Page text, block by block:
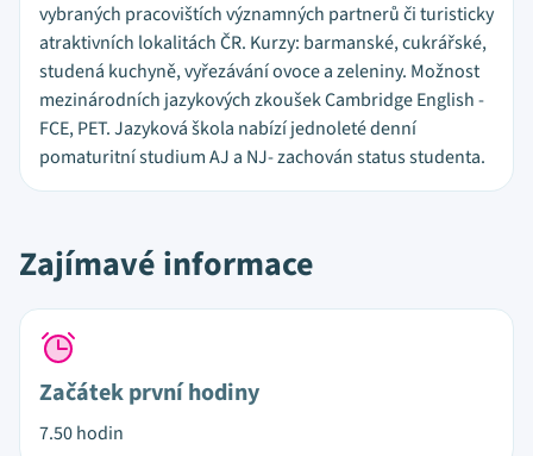
vybraných pracovištích významných partnerů či turisticky
atraktivních lokalitách ČR. Kurzy: barmanské, cukrářské,
studená kuchyně, vyřezávání ovoce a zeleniny. Možnost
mezinárodních jazykových zkoušek Cambridge English -
FCE, PET. Jazyková škola nabízí jednoleté denní
pomaturitní studium AJ a NJ- zachován status studenta.
Zajímavé informace
Začátek první hodiny
7.50 hodin